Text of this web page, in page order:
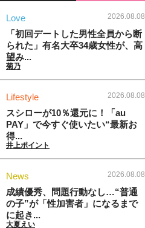
Love 2026.08.08
「初回デートした男性全員から断
られた」有名大卒34歳女性が、高
望み...
菊乃
Lifestyle 2026.08.08
スシローが10％還元に！「au
PAY」で今すぐ使いたい“最新お
得...
井上ポイント
News 2026.08.08
成績優秀、問題行動なし…“普通
の子”が「性加害者」になるまで
に起き...
大夏えい